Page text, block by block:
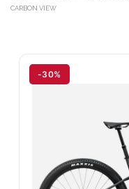
CARBON VIEW
-30%
Terminal de consulta○
VIEW